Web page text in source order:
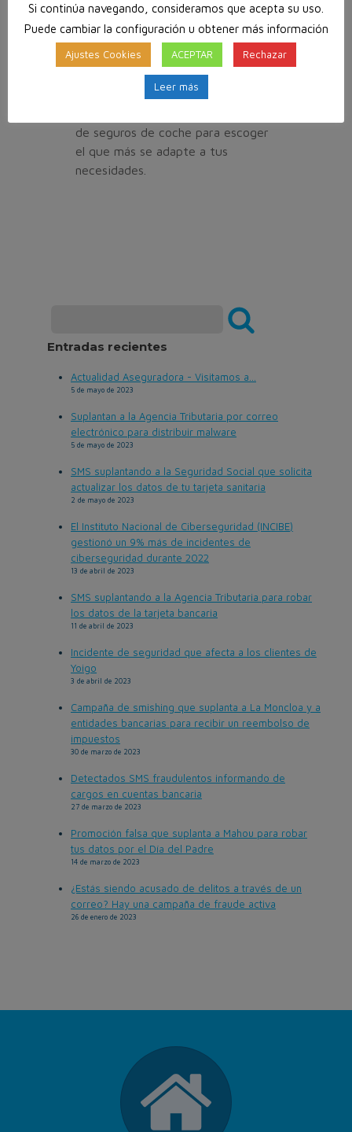
te convendrá contratar un
seguro
de coche a todo riesgo
sin franquicia .
Es aconsejable que hagas el cálculo,
franquicia
de seguros de coche para escoger
el que más se adapte a tus
necesidades.
Entradas recientes
Actualidad Aseguradora - Visitamos a...
5 de mayo de 2023
Suplantan a la Agencia Tributaria por correo
electrónico para distribuir malware
5 de mayo de 2023
SMS suplantando a la Seguridad Social que solicita
actualizar los datos de tu tarjeta sanitaria
2 de mayo de 2023
El Instituto Nacional de Ciberseguridad (INCIBE)
gestionó un 9% más de incidentes de
ciberseguridad durante 2022
13 de abril de 2023
SMS suplantando a la Agencia Tributaria para robar
los datos de la tarjeta bancaria
11 de abril de 2023
Incidente de seguridad que afecta a los clientes de
Yoigo
3 de abril de 2023
Campaña de smishing que suplanta a La Moncloa y a
entidades bancarias para recibir un reembolso de
impuestos
30 de marzo de 2023
Detectados SMS fraudulentos informando de
cargos en cuentas bancaria
27 de marzo de 2023
Promoción falsa que suplanta a Mahou para robar
tus datos por el Día del Padre
14 de marzo de 2023
¿Estás siendo acusado de delitos a través de un
correo? Hay una campaña de fraude activa
26 de enero de 2023
Si continúa navegando, consideramos que acepta su uso.
Puede cambiar la configuración u obtener más información
Ajustes Cookies ACEPTAR Rechazar
Leer más